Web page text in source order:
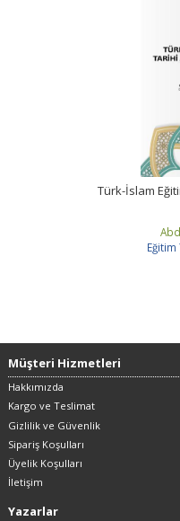
Türk-İslam
Eğitim
Müşteri Hizmetleri
Hakkımızda
Kargo ve Teslimat
Gizlilik ve Güvenlik
Sipariş Koşulları
Üyelik Koşulları
İletişim
Yazarlar